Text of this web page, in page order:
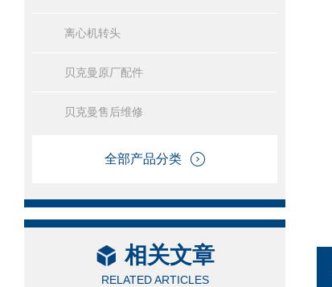
离心机转头
贝克曼原厂配件
贝克曼售后维修
全部产品分类
相关文章
RELATED ARTICLES